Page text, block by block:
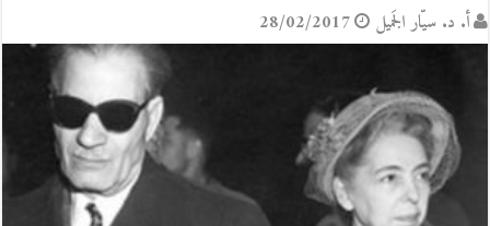
أ. د. سيّار الجَميل 28/02/2017